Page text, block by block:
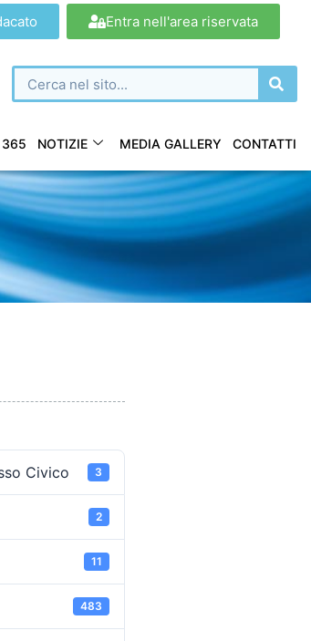
Entra nell'area riservata
365 NOTIZIE MEDIA GALLERY CONTATTI
Civico 3
2
11
483